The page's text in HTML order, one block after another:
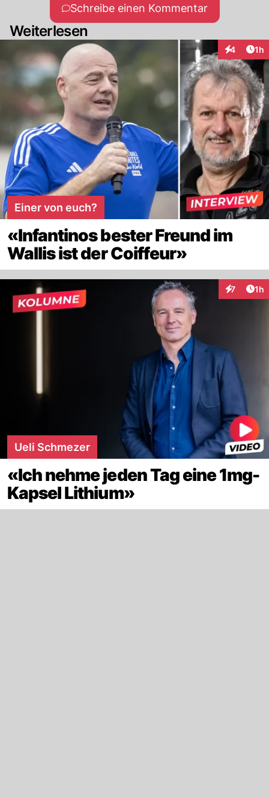
Schreibe einen Kommentar
Weiterlesen
4 1h
Einer von euch?
«Infantinos bester Freund im
Wallis ist der Coiffeur»
7 1h
Ueli Schmezer
«Ich nehme jeden Tag eine 1mg-
Kapsel Lithium»